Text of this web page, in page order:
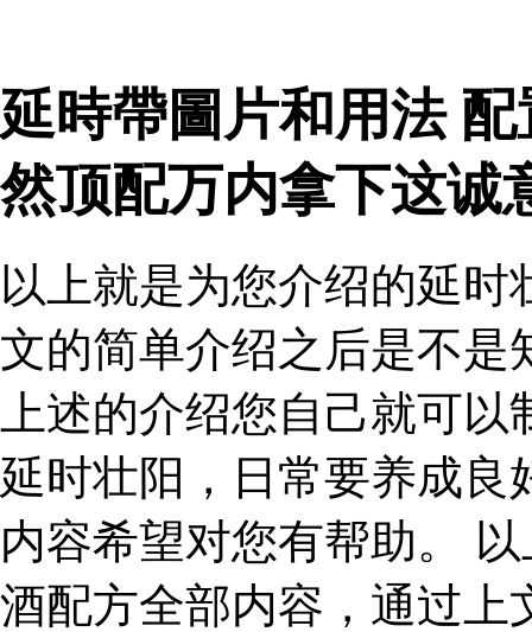
延時帶圖片和用法
然顶配万内拿下这诚
以上就是为您介绍的延
文的简单介绍之后是不是
上述的介绍您自己就可
延时壮阳，日常要养成良
内容希望对您有帮助。
酒配方全部内容，通过上